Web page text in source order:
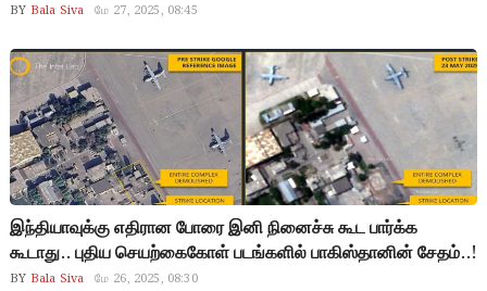
BY Bala Siva மே 27, 2025, 08:45
இந்தியாவுக்கு எதிரான போரை இனி நினைச்சு கூட பார்க்க
கூடாது.. புதிய செயற்கைகோள் படங்களில் பாகிஸ்தானின் சேதம்..!
BY Bala Siva மே 26, 2025, 08:30